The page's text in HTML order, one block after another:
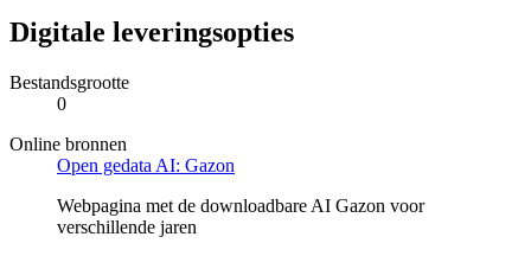
Digitale leveringsopties
Bestandsgrootte
0
Online bronnen
Open gedata AI: Gazon
Webpagina met de downloadbare AI Gazon voor
verschillende jaren